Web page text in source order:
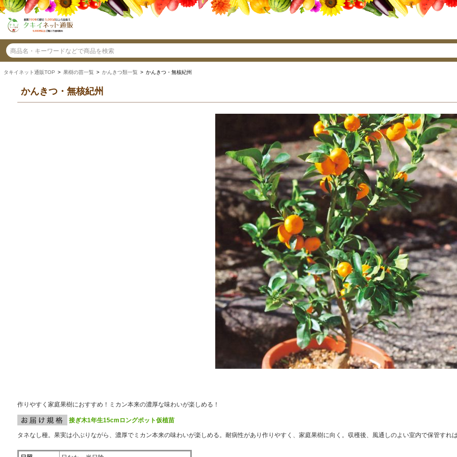
タキイネット通販TOP > 果樹の苗一覧 > かんきつ類一覧 > かんきつ・無核紀州
かんきつ・無核紀州
作りやすく家庭果樹におすすめ！ミカン本来の濃厚な味わいが楽しめる！
接ぎ木1年生15cmロングポット仮植苗
タネなし種。果実は小ぶりながら、濃厚でミカン本来の味わいが楽しめる。耐病性があり作りやすく、家庭果樹に向く。収穫後、風通しのよい室内で保管すれ